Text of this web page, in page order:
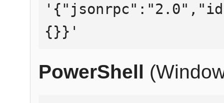
{}}'
PowerShell